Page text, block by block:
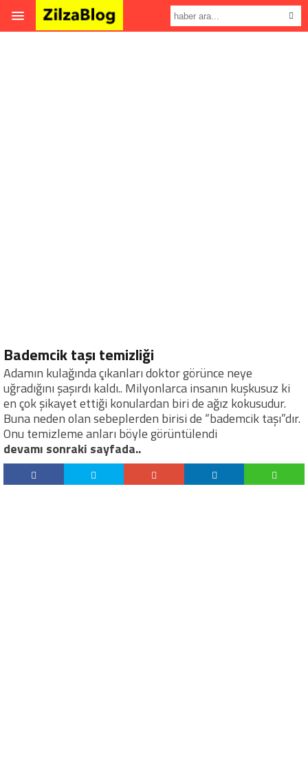
Bademcik taşı temizliği
Adamın kulağında çıkanları doktor görünce neye
uğradığını şaşırdı kaldı.. Milyonlarca insanın kuşkusuz ki
en çok şikayet ettiği konulardan biri de ağız kokusudur.
Buna neden olan sebeplerden birisi de “bademcik taşı”dır.
Onu temizleme anları böyle görüntülendi
devamı sonraki sayfada..